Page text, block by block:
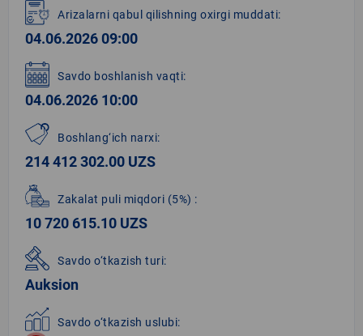
1
of
9
Arizalarni qabul qilishning oxirgi muddati:
04.06.2026 09:00
Savdo boshlanish vaqti:
04.06.2026 10:00
Boshlang‘ich narxi:
214 412 302.00 UZS
Zakalat puli miqdori (5%) :
10 720 615.10 UZS
Savdo o‘tkazish turi:
Auksion
Savdo o‘tkazish uslubi: